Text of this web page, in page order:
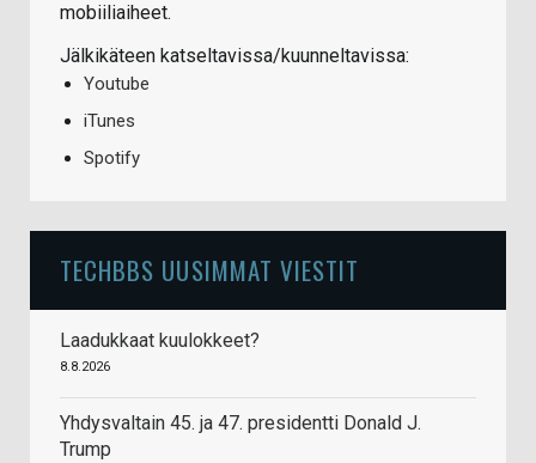
mobiiliaiheet.
Jälkikäteen katseltavissa/kuunneltavissa:
Youtube
iTunes
Spotify
TECHBBS UUSIMMAT VIESTIT
Laadukkaat kuulokkeet?
8.8.2026
Yhdysvaltain 45. ja 47. presidentti Donald J.
Trump